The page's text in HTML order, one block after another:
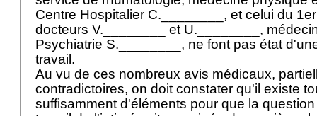
Centre Hospitalier C.________, et celui du
docteurs V.________ et U.________,
Psychiatrie S.________, ne font pas état
travail.
Au vu de ces nombreux avis médicaux,
contradictoires, on doit constater qu'il existe
suffisamment d'éléments pour que la